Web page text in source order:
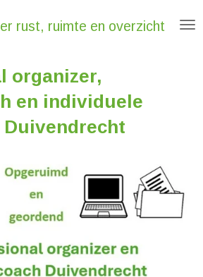
rust, ruimte en overzicht
organizer,
en individuele